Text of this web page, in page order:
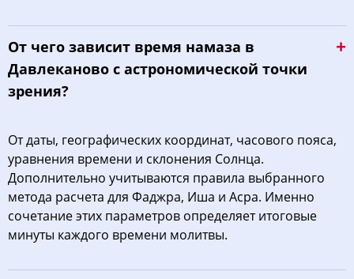
От чего зависит время намаза в
Давлеканово с астрономической точки
зрения?
От даты, географических координат, часового пояса,
уравнения времени и склонения Солнца.
Дополнительно учитываются правила выбранного
метода расчета для Фаджра, Иша и Асра. Именно
сочетание этих параметров определяет итоговые
минуты каждого времени молитвы.